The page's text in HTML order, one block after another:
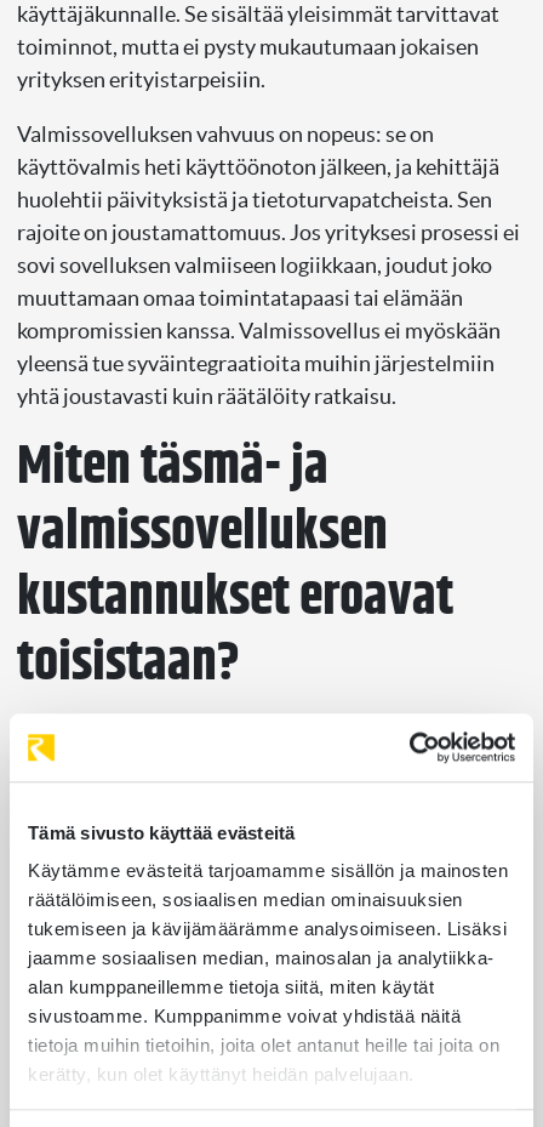
Tämä sivusto käyttää evästeitä
Käytämme evästeitä tarjoamamme sisällön ja mainosten
räätälöimiseen, sosiaalisen median ominaisuuksien
tukemiseen ja kävijämäärämme analysoimiseen. Lisäksi
jaamme sosiaalisen median, mainosalan ja analytiikka-
alan kumppaneillemme tietoja siitä, miten käytät
sivustoamme. Kumppanimme voivat yhdistää näitä
tietoja muihin tietoihin, joita olet antanut heille tai joita on
kerätty, kun olet käyttänyt heidän palvelujaan.
käyttäjäkunnalle. Se sisältää yleisimmät tarvittavat
toiminnot, mutta ei pysty mukautumaan jokaisen
yrityksen erityistarpeisiin.
Valmissovelluksen vahvuus on nopeus: se on
käyttövalmis heti käyttöönoton jälkeen, ja kehittäjä
huolehtii päivityksistä ja tietoturvapatcheista. Sen
rajoite on joustamattomuus. Jos yrityksesi prosessi ei
sovi sovelluksen valmiiseen logiikkaan, joudut joko
muuttamaan omaa toimintatapaasi tai elämään
kompromissien kanssa. Valmissovellus ei myöskään
yleensä tue syväintegraatioita muihin järjestelmiin
yhtä joustavasti kuin räätälöity ratkaisu.
Miten täsmä- ja
valmissovelluksen
kustannukset eroavat
toisistaan?
Valmissovelluksen alkuinvestointi on tyypillisesti
pienempi, koska kehityskustannukset jakautuvat
vaatii enemmän alkupääomaa, mutta sen
kokonaiskustannus voi olla alhaisempi pitkällä
aikavälillä, kun turhat lisenssimaksut ja kalliit
muutostyöt jäävät pois.
Valmissovellukseen liittyy usein kuukausittaisia tai
vuosittaisia lisenssimaksuja, jotka kasvavat
käyttäjämäärän mukaan. Lisäksi mahdolliset
räätälöinnit tai lisämoduulit voivat nostaa hintaa